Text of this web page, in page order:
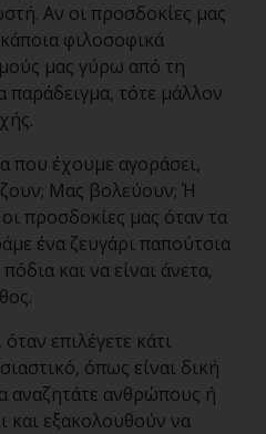
Αν οι προσδοκίες μας
φιλοσοφικά
μας γύρω από τη
τότε μάλλον
που έχουμε αγοράσει,
Μας βολεύουν; Ή
προσδοκίες μας όταν τα
ένα ζευγάρι παπούτσια
και να είναι άνετα,
επιλέγετε κάτι
όπως είναι δική
αναζητάτε ανθρώπους ή
και εξακολουθούν να